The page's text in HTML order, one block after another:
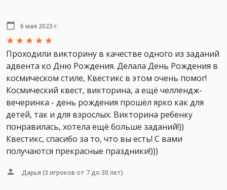
6 мая 2023 г.
Проходили викторину в качестве одного из заданий
адвента ко Дню Рождения. Делала День Рождения в
космическом стиле, Квестикс в этом очень помог!
Космический квест, викторина, а ещё челлендж-
вечеринка - день рождения прошёл ярко как для
детей, так и для взрослых. Викторина ребенку
понравилась, хотела ещё больше заданий!))
Квестикс, спасибо за то, что вы есть! С вами
получаются прекрасные праздники!)))
Дарья (3 игроков от 7 до 30 лет)